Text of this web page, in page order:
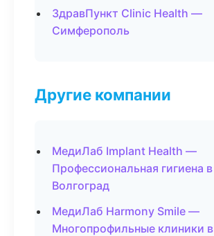
ЗдравПункт Clinic Health —
Симферополь
Другие компании
МедиЛаб Implant Health —
Профессиональная гигиена в
Волгоград
МедиЛаб Harmony Smile —
Многопрофильные клиники в